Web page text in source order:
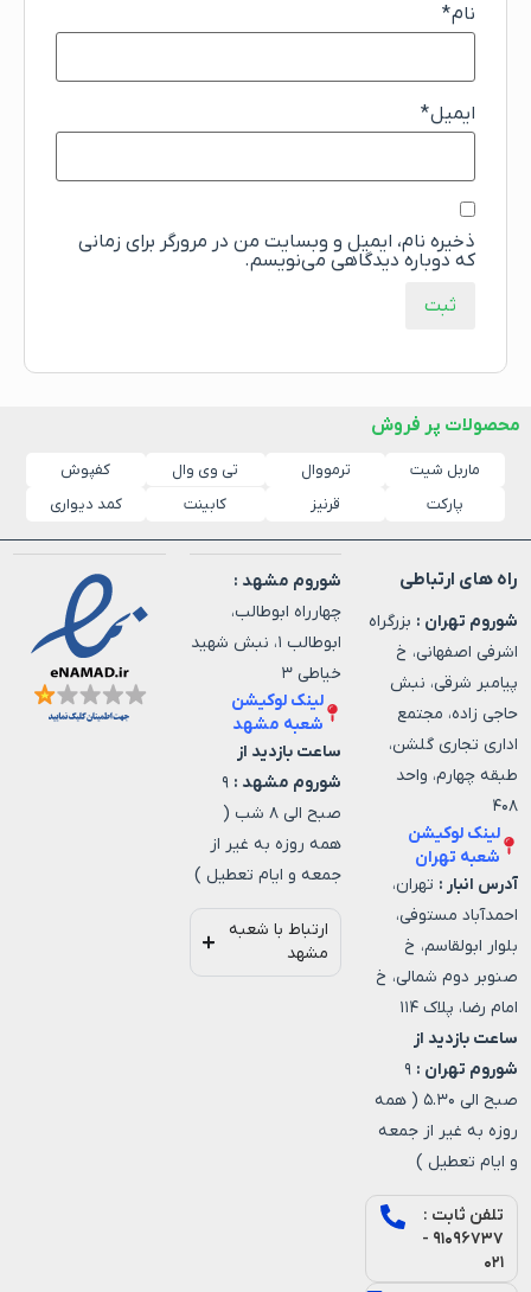
نام*
ایمیل*
ذخیره نام، ایمیل و وبسایت من در مرورگر برای زمانی
که دوباره دیدگاهی می‌نویسم.
محصولات پر فروش
ماربل شیت ترمووال تی وی وال
کفپوش
پارکت
قرنیز کابینت کمد دیواری
راه های ارتباطی
شوروم تهران : بزرگراه
اشرفی اصفهانی، خ
پیامبر شرقی، نبش
حاجی زاده، مجتمع
اداری تجاری گلشن،
طبقه چهارم، واحد
۴۰۸
لینک لوکیشن
شعبه تهران
آدرس انبار : تهران،
احمدآباد مستوفی،
بلوار ابولقاسم، خ
صنوبر دوم شمالی، خ
امام رضا، پلاک ۱۱۴
ساعت بازدید از
شوروم تهران : ۹
صبح الی ۵.۳۰ ( همه
روزه به غیر از جمعه
و ایام تعطیل )
تلفن ثابت :
۹۱۰۹۶۷۳۷ -
۰۲۱
شوروم مشهد :
چهارراه ابوطالب،
ابوطالب ۱، نبش شهید
خیاطی ۳
لینک لوکیشن
شعبه مشهد
ساعت بازدید از
شوروم مشهد : ۹
صبح الی ۸ شب (
همه روزه به غیر از
جمعه و ایام تعطیل )
ارتباط با شعبه
مشهد